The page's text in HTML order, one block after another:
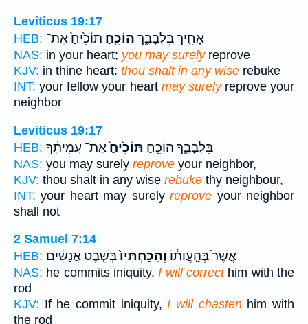
Leviticus 19:17
HEB:
אָחִ֖יךָ בִּלְבָבֶ֑ךָ הוֹכֵ֤חַ תּוֹכִ֙יחַ֙ אֶת־
NAS: in your heart; you may surelyreprove
KJV: in thine heart: thou shalt in any wise rebuke
INT: your fellow your heart may surelyreprove your
neighbor
Leviticus 19:17
HEB:
בִּלְבָבֶ֑ךָ הוֹכֵ֤חַ תּוֹכִ֙יחַ֙אֶת־ עֲמִיתֶ֔ךָ
NAS: you may surely reprove your neighbor,
KJV: thou shalt in any wise rebuke thy neighbour,
INT: your heart may surelyreprove your neighbor
shall not
2 Samuel 7:14
HEB:
אֲשֶׁר֙ בְּהַ֣עֲוֹת֔וֹ וְהֹֽכַחְתִּיו֙בְּשֵׁ֣בֶט אֲנָשִׁ֔ים
NAS: he commits iniquity,I will correcthim with the
rod
KJV: If he commit iniquity,I will chastenhim with
the rod